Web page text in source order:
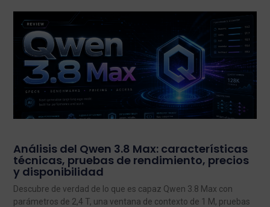
Análisis del Qwen 3.8 Max: características
técnicas, pruebas de rendimiento, precios
y disponibilidad
Descubre de verdad de lo que es capaz Qwen 3.8 Max con
parámetros de 2,4 T, una ventana de contexto de 1 M, pruebas